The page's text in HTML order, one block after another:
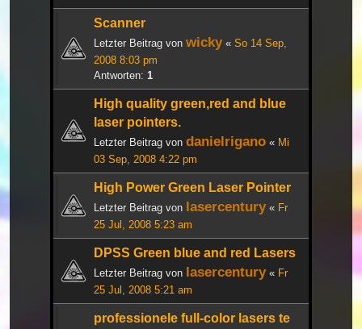
Scanner
Letzter Beitrag von wicky« So 14 Sep,
2008 8:03 pm
Antworten: 1
High quality green,red and blue
laser pointers.
Letzter Beitrag von danielrigano « Mi
03 Sep, 2008 4:22 pm
High Power Green Laser Pointer
Letzter Beitrag von lasercentury« Fr
25 Jul, 2008 5:23 am
DPSS Green blue and red Lasers
Letzter Beitrag von lasercentury« Fr
25 Jul, 2008 5:21 am
professionele full-color lasers te